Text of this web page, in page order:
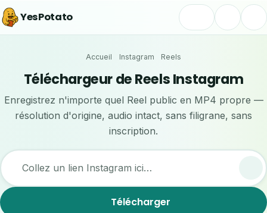
YesPotato
Accueil Instagram Reels
Téléchargeur de Reels Instagram
Enregistrez n'importe quel Reel public en MP4 propre —
résolution d'origine, audio intact, sans filigrane, sans
inscription.
Collez un lien Instagram ici…
Télécharger